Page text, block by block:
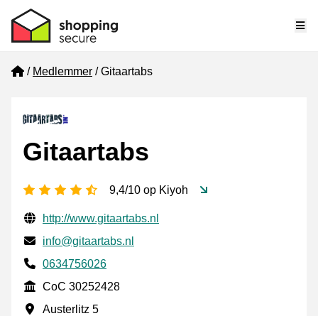
Home
Medlemmer Gitaartabs
Gitaartabs
[_General:NumberOfStarsPluralFormat]
9,4/10 op Kiyoh
Verifisert kontaktinformasjon
Website URL
http://www.gitaartabs.nl
E-post
info@gitaartabs.nl
Phone number
0634756026
CoC
CoC 30252428
Forretningsadresse
Austerlitz 5